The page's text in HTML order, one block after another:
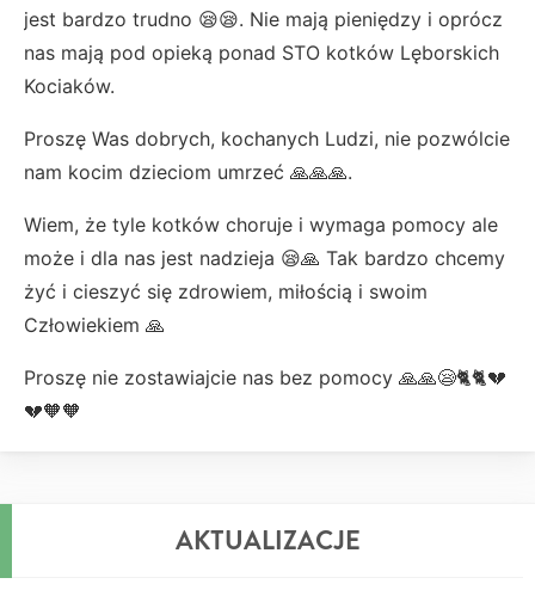
jest bardzo trudno 😪😪. Nie mają pieniędzy i oprócz
nas mają pod opieką ponad STO kotków Lęborskich
Kociaków.
Proszę Was dobrych, kochanych Ludzi, nie pozwólcie
nam kocim dzieciom umrzeć 🙏🙏🙏.
Wiem, że tyle kotków choruje i wymaga pomocy ale
może i dla nas jest nadzieja 😪🙏 Tak bardzo chcemy
żyć i cieszyć się zdrowiem, miłością i swoim
Człowiekiem 🙏
Proszę nie zostawiajcie nas bez pomocy 🙏🙏😪🐈🐈💔
💔🧡🧡
AKTUALIZACJE